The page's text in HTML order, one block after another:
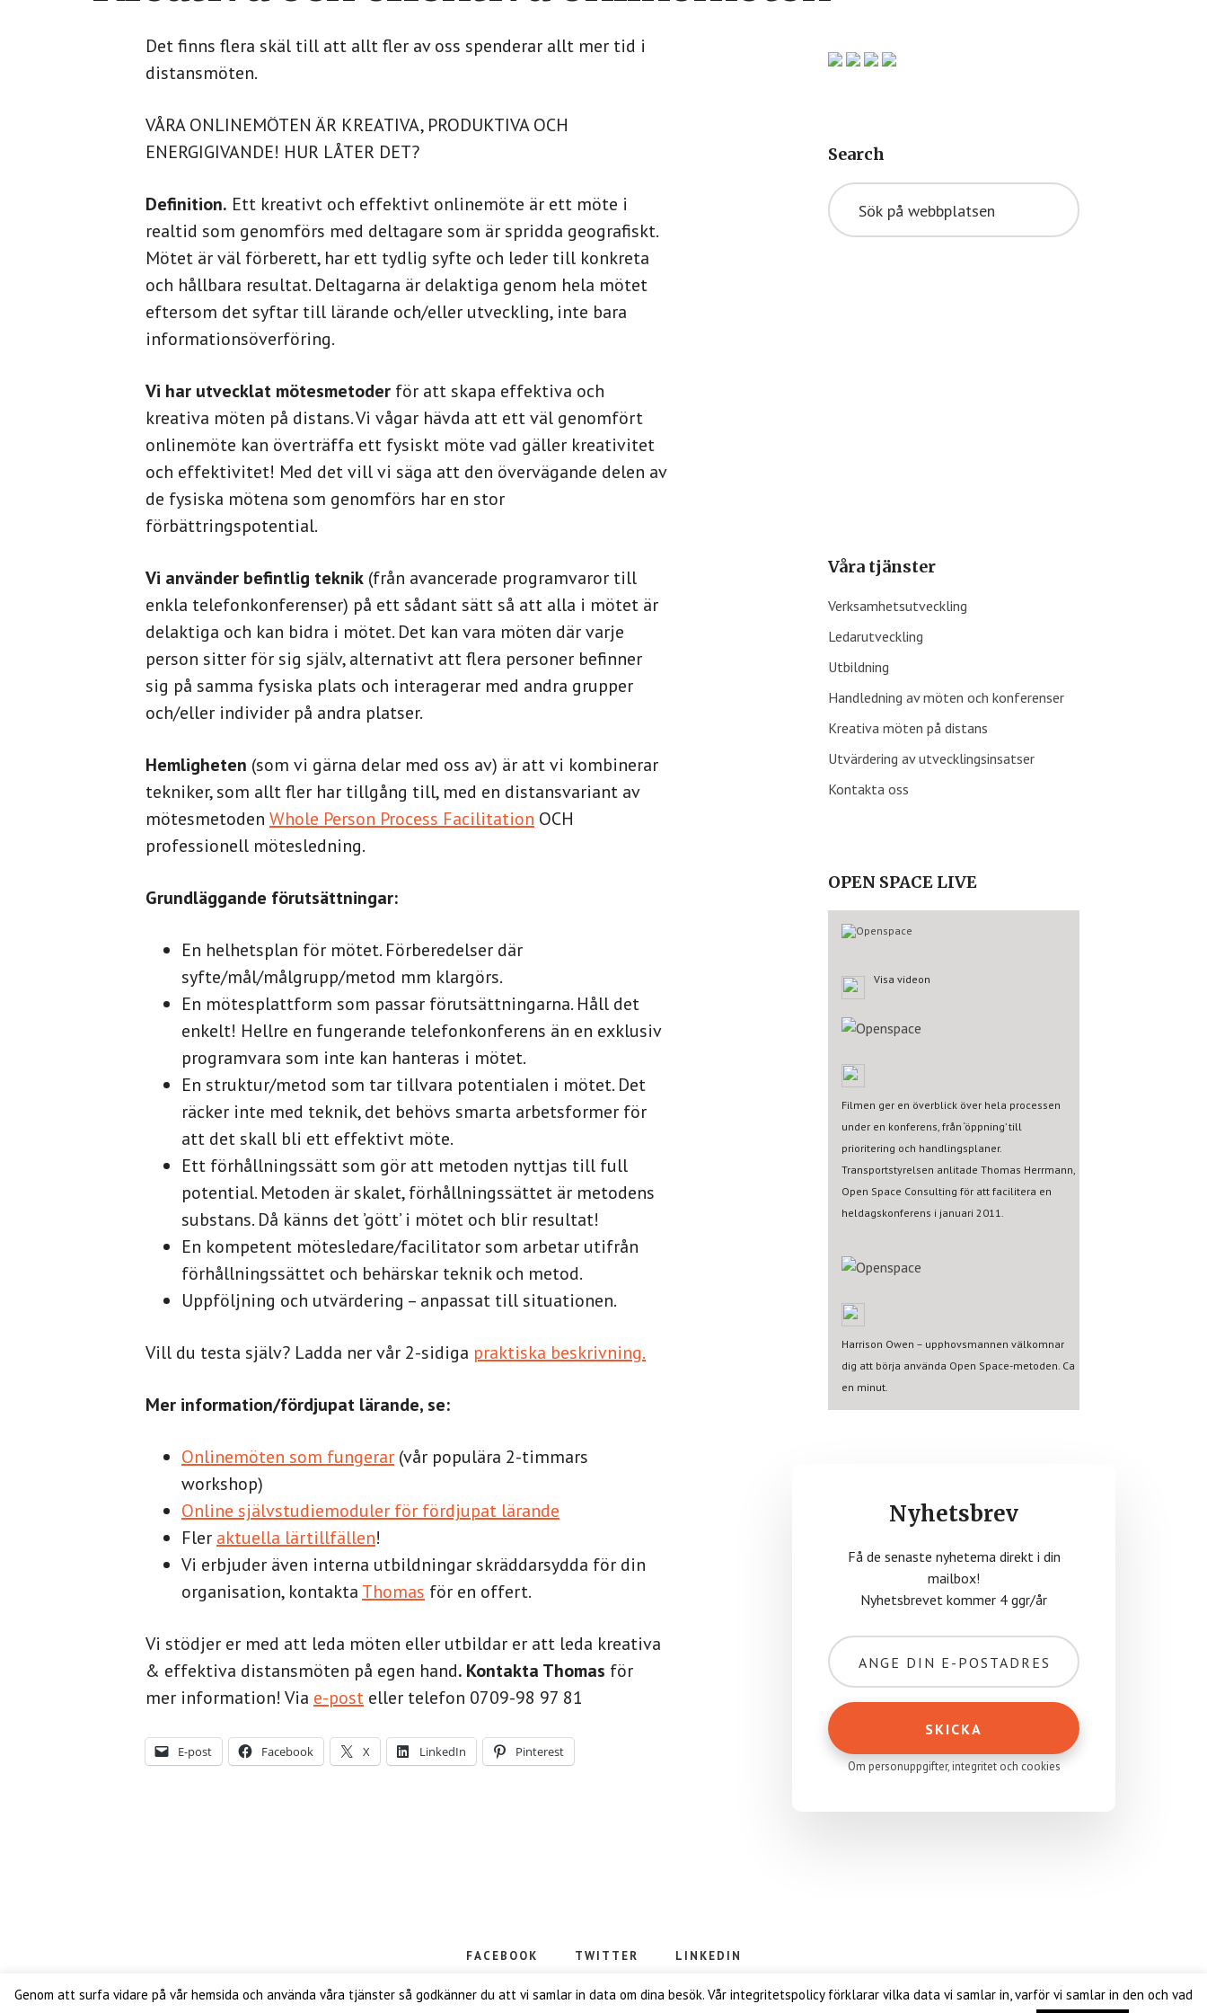
Det finns flera skäl till att allt fler av oss spenderar allt mer tid i
distansmöten.
VÅRA ONLINEMÖTEN ÄR KREATIVA, PRODUKTIVA OCH
ENERGIGIVANDE! HUR LÅTER DET?
Definition. Ett kreativt och effektivt onlinemöte är ett möte i
realtid som genomförs med deltagare som är spridda geografiskt.
Mötet är väl förberett, har ett tydlig syfte och leder till konkreta
och hållbara resultat. Deltagarna är delaktiga genom hela mötet
eftersom det syftar till lärande och/eller utveckling, inte bara
informationsöverföring.
Vi har utvecklat mötesmetoder för att skapa effektiva och
kreativa möten på distans. Vi vågar hävda att ett väl genomfört
onlinemöte kan överträffa ett fysiskt möte vad gäller kreativitet
och effektivitet! Med det vill vi säga att den övervägande delen av
de fysiska mötena som genomförs har en stor
förbättringspotential.
Vi använder befintlig teknik (från avancerade programvaror till
enkla telefonkonferenser) på ett sådant sätt så att alla i mötet är
delaktiga och kan bidra i mötet. Det kan vara möten där varje
person sitter för sig själv, alternativt att flera personer befinner
sig på samma fysiska plats och interagerar med andra grupper
och/eller individer på andra platser.
Hemligheten (som vi gärna delar med oss av) är att vi kombinerar
tekniker, som allt fler har tillgång till, med en distansvariant av
mötesmetoden Whole Person Process Facilitation OCH
professionell mötesledning.
Grundläggande förutsättningar:
En helhetsplan för mötet. Förberedelser där
syfte/mål/målgrupp/metod mm klargörs.
En mötesplattform som passar förutsättningarna. Håll det
enkelt! Hellre en fungerande telefonkonferens än en exklusiv
programvara som inte kan hanteras i mötet.
En struktur/metod som tar tillvara potentialen i mötet. Det
räcker inte med teknik, det behövs smarta arbetsformer för
att det skall bli ett effektivt möte.
Ett förhållningssätt som gör att metoden nyttjas till full
potential. Metoden är skalet, förhållningssättet är metodens
substans. Då känns det ’gött’ i mötet och blir resultat!
En kompetent mötesledare/facilitator som arbetar utifrån
förhållningssättet och behärskar teknik och metod.
Uppföljning och utvärdering – anpassat till situationen.
Vill du testa själv? Ladda ner vår 2-sidiga praktiska beskrivning.
Mer information/fördjupat lärande, se:
Onlinemöten som fungerar (vår populära 2-timmars
workshop)
Online självstudiemoduler för fördjupat lärande
Fler aktuella lärtillfällen!
Vi erbjuder även interna utbildningar skräddarsydda för din
organisation, kontakta Thomas för en offert.
Vi stödjer er med att leda möten eller utbildar er att leda kreativa
& effektiva distansmöten på egen hand. Kontakta Thomas för
mer information! Via e-post eller telefon 0709-98 97 81
E-post Facebook X LinkedIn Pinterest
Primärt
Search
Sök
på
webbplatsen
Våra tjänster
Verksamhetsutveckling
Ledarutveckling
Utbildning
Handledning av möten och konferenser
Kreativa möten på distans
Utvärdering av utvecklingsinsatser
Kontakta oss
OPEN SPACE LIVE
Visa videon
Filmen ger en överblick över hela processen
under en konferens, från ‘öppning’ till
prioritering och handlingsplaner.
Transportstyrelsen anlitade Thomas Herrmann,
Open Space Consulting för att facilitera en
heldagskonferens i januari 2011.
Harrison Owen – upphovsmannen välkomnar
dig att börja använda Open Space-metoden. Ca
en minut.
Nyhetsbrev
Få de senaste nyhetema direkt i din
mailbox!
Nyhetsbrevet kommer 4 ggr/år
Om personuppgifter, integritet och cookies
FACEBOOK TWITTER LINKEDIN
Copyright © 2026 Open Space Consulting AB · Producerad avWebbverkstaden.com ·Logga in
Genom att surfa vidare på vår hemsida och använda våra tjänster så godkänner du att vi samlar in data om dina besök. Vår integritetspolicy förklarar vilka data vi samlar in, varför vi samlar in den och vad